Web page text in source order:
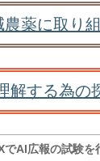
薬に取り
解する為の
AI広報の試験を